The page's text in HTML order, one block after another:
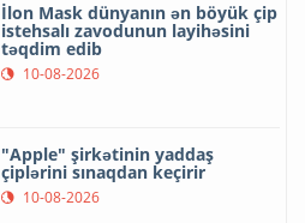
İlon Mask dünyanın ən böyük çip
istehsalı zavodunun layihəsini
təqdim edib
10-08-2026
"Apple" şirkətinin yaddaş
çiplərini sınaqdan keçirir
10-08-2026